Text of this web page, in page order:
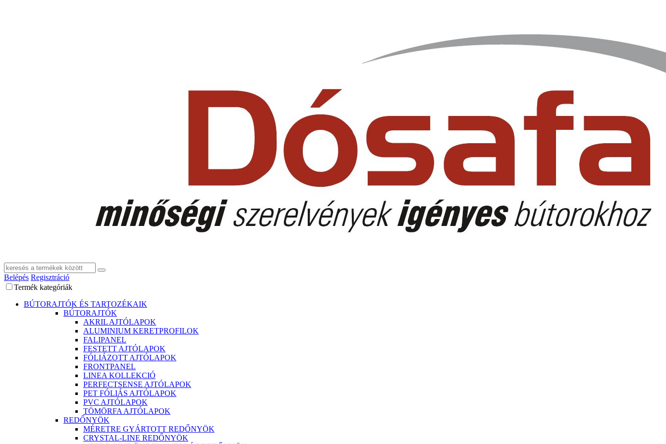
Belépés Regisztráció
Termék kategóriák
BÚTORAJTÓK ÉS TARTOZÉKAIK
BÚTORAJTÓK
AKRIL AJTÓLAPOK
ALUMINIUM KERETPROFILOK
FALIPANEL
FESTETT AJTÓLAPOK
FÓLIÁZOTT AJTÓLAPOK
FRONTPANEL
LINEA KOLLEKCIÓ
PERFECTSENSE AJTÓLAPOK
PET FÓLIÁS AJTÓLAPOK
PVC AJTÓLAPOK
TÖMÖRFA AJTÓLAPOK
REDŐNYÖK
MÉRETRE GYÁRTOTT REDŐNYÖK
CRYSTAL-LINE REDŐNYÖK